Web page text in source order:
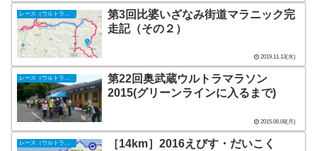
第3回比婆いざなみ街道マラニック完
走記（その２）
2019.11.13(水)
レース（ウルトラマラソン）
第22回奥武蔵ウルトラマラソン
2015(グリーンラインに入るまで)
2015.06.08(月)
レース（ウルトラマラソン）
［14km］2016えびす・だいこく